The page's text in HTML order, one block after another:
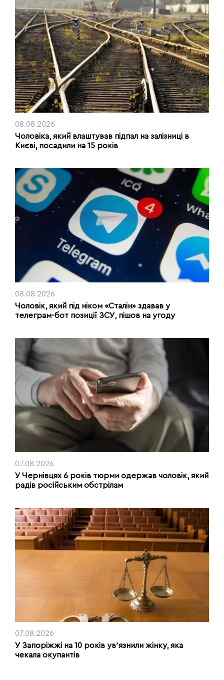
08.08.2026
Чоловіка, який влаштував підпал на залізниці в
Києві, посадили на 15 років
08.08.2026
Чоловік, який під ніком «Сталін» здавав у
телеграм-бот позиції ЗСУ, пішов на угоду
07.08.2026
У Чернівцях 6 років тюрми одержав чоловік, який
радів російським обстрілам
07.08.2026
У Запоріжжі на 10 років увʼязнили жінку, яка
чекала окупантів